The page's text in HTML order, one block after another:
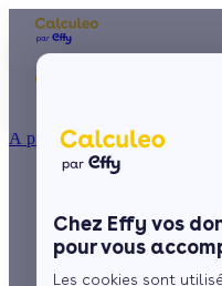
Chez Effy vos
pour vous
Les cookies sont
À propos
Ma
Le
La
Le